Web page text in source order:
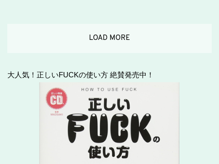
LOAD MORE
大人気！正しいFUCKの使い方 絶賛発売中！